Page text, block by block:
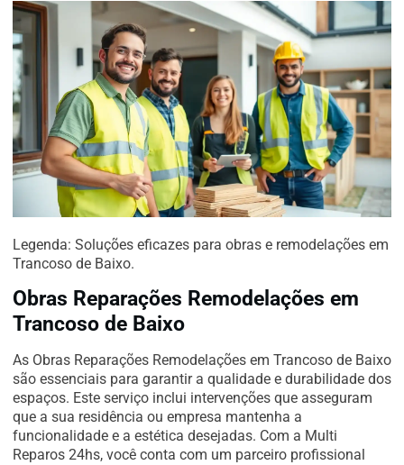
Legenda: Soluções eficazes para obras e remodelações em
Trancoso de Baixo.
Obras Reparações Remodelações em
Trancoso de Baixo
As Obras Reparações Remodelações em Trancoso de Baixo
são essenciais para garantir a qualidade e durabilidade dos
espaços. Este serviço inclui intervenções que asseguram
que a sua residência ou empresa mantenha a
funcionalidade e a estética desejadas. Com a Multi
Reparos 24hs, você conta com um parceiro profissional